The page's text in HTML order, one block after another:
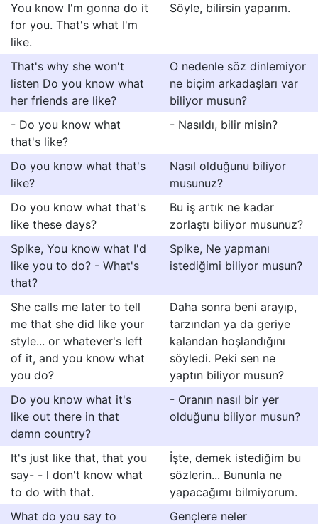
You know I'm gonna do it
for you. That's what I'm
like.
Söyle, bilirsin yaparım.
That's why she won't
listen Do you know what
her friends are like?
O nedenle söz dinlemiyor
ne biçim arkadaşları var
biliyor musun?
- Do you know what
that's like?
- Nasıldı, bilir misin?
Do you know what that's
like?
Nasıl olduğunu biliyor
musunuz?
Do you know what that's
like these days?
Bu iş artık ne kadar
zorlaştı biliyor musunuz?
Spike, You know what I'd
like you to do? - What's
that?
Spike, Ne yapmanı
istediğimi biliyor musun?
She calls me later to tell
me that she did like your
style... or whatever's left
of it, and you know what
you do?
Daha sonra beni arayıp,
tarzından ya da geriye
kalandan hoşlandığını
söyledi. Peki sen ne
yaptın biliyor musun?
Do you know what it's
like out there in that
damn country?
- Oranın nasıl bir yer
olduğunu biliyor musun?
It's just like that, that you
say- - l don't know what
to do with that.
İşte, demek istediğim bu
sözlerin... Bununla ne
yapacağımı bilmiyorum.
What do you say to
Gençlere neler